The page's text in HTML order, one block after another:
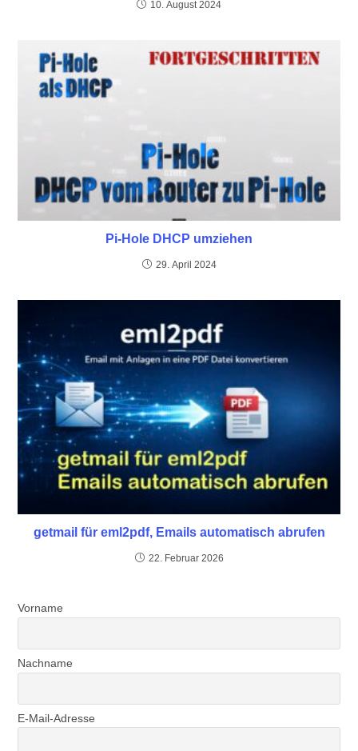
10. August 2024
Pi-Hole DHCP umziehen
29. April 2024
getmail für eml2pdf, Emails automatisch abrufen
22. Februar 2026
Vorname
Nachname
E-Mail-Adresse